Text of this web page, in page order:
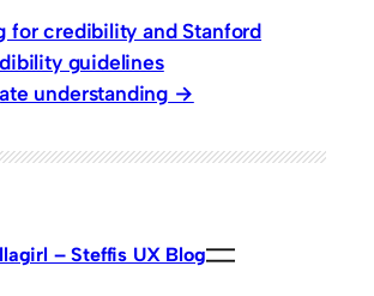
for credibility and Stanford
guidelines
understanding
– Steffis UX Blog